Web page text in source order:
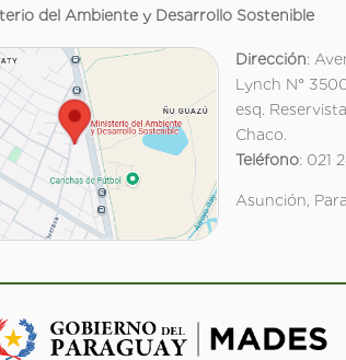
del Ambiente y Desarrollo Sostenible
Dirección:
Lynch N°
esq.
Chaco.
Teléfono: 021
Asunción,